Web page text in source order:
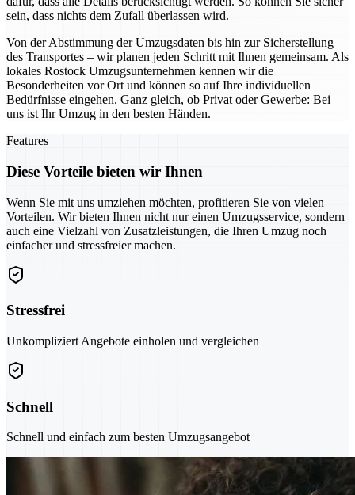
sein, dass nichts dem Zufall überlassen wird.
Von der Abstimmung der Umzugsdaten bis hin zur Sicherstellung
des Transportes – wir planen jeden Schritt mit Ihnen gemeinsam. Als
lokales Rostock Umzugsunternehmen kennen wir die
Besonderheiten vor Ort und können so auf Ihre individuellen
Bedürfnisse eingehen. Ganz gleich, ob Privat oder Gewerbe: Bei
uns ist Ihr Umzug in den besten Händen.
Features
Diese Vorteile bieten wir Ihnen
Wenn Sie mit uns umziehen möchten, profitieren Sie von vielen
Vorteilen. Wir bieten Ihnen nicht nur einen Umzugsservice, sondern
auch eine Vielzahl von Zusatzleistungen, die Ihren Umzug noch
einfacher und stressfreier machen.
Stressfrei
Unkompliziert Angebote einholen und vergleichen
Schnell
Schnell und einfach zum besten Umzugsangebot